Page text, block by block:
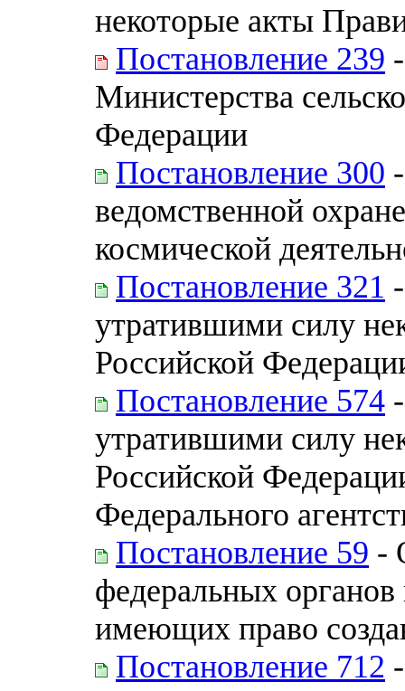
некоторые акты
Постановление 239
Министерства
Федерации
Постановление 300
ведомственной
космической
Постановление 321
утратившими силу
Российской
Постановление 574
утратившими силу
Российской
Федерального
Постановление 59 -
федеральных
имеющих право
Постановление 712